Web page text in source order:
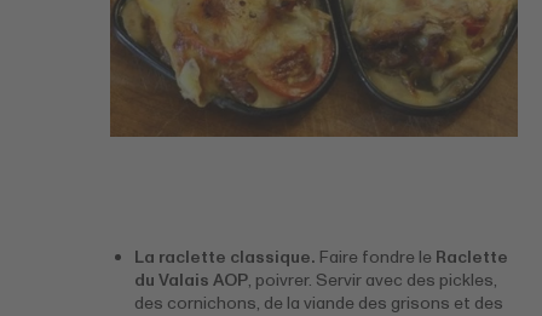
La raclette classique. Faire fondre le Raclette
du Valais AOP, poivrer. Servir avec des pickles,
des cornichons, de la viande des grisons et des